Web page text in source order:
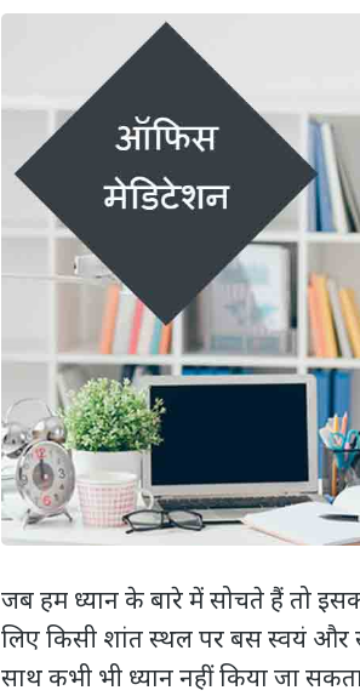
जब हम ध्यान के बारे में सोचते हैं तो
लिए किसी शांत स्थल पर बस स्वयं और
साथ कभी भी ध्यान नहीं किया जा